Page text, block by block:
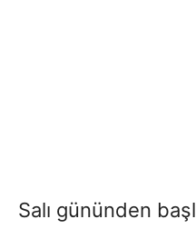
Salı gününden